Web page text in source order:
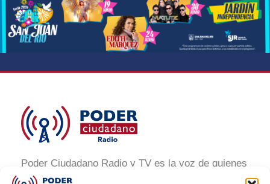
Poder Ciudadano Radio y TV es la voz de quienes
buscan un México informado y participativo.